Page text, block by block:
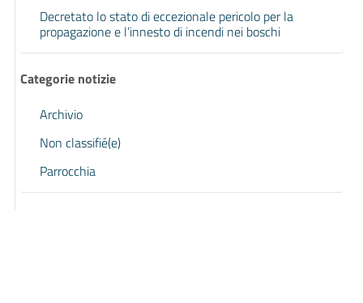
Decretato lo stato di eccezionale pericolo per la
propagazione e l’innesto di incendi nei boschi
Categorie notizie
Archivio
Non classifié(e)
Parrocchia